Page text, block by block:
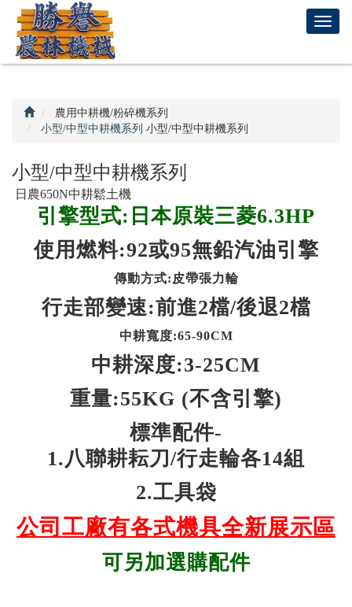
T
回
首
頁
農用中耕機/粉碎機系列
小型/中型中耕機系列 小型/中型中耕機系列
小型/中型中耕機系列
日農650N中耕鬆土機
引擎型式:日本原裝三菱6.3HP
使用燃料:92或95無鉛汽油引擎
傳動方式:皮帶張力輪
行走部變速:前進2檔/後退2檔
中耕寬度:65-90CM
中耕深度:3-25CM
重量:55KG (不含引擎)
標準配件-
1.八聯耕耘刀/行走輪各14組
2.工具袋
公司工廠有各式機具全新展示區
可另加選購配件